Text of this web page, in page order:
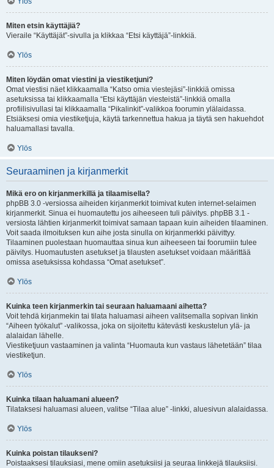
Miten etsin käyttäjiä?
Vieraile “Käyttäjät”-sivulla ja klikkaa “Etsi käyttäjä”-linkkiä.
Ylös
Miten löydän omat viestini ja viestiketjuni?
Omat viestisi näet klikkaamalla “Katso omia viestejäsi”-linkkiä omissa
asetuksissa tai klikkaamalla “Etsi käyttäjän viesteistä”-linkkiä omalla
profiilisivullasi tai klikkaamalla “Pikalinkit”-valikkoa foorumin ylälaidassa.
Etsiäksesi omia viestiketjuja, käytä tarkennettua hakua ja täytä sen hakuehdot
haluamallasi tavalla.
Ylös
Seuraaminen ja kirjanmerkit
Mikä ero on kirjanmerkillä ja tilaamisella?
phpBB 3.0 -versiossa aiheiden kirjanmerkit toimivat kuten internet-selaimen
kirjanmerkit. Sinua ei huomautettu jos aiheeseen tuli päivitys. phpBB 3.1 -
versiosta lähtien kirjanmerkit toimivat samaan tapaan kuin aiheiden tilaaminen.
Voit saada ilmoituksen kun aihe josta sinulla on kirjanmerkki päivittyy.
Tilaaminen puolestaan huomauttaa sinua kun aiheeseen tai foorumiin tulee
päivitys. Huomautusten asetukset ja tilausten asetukset voidaan määrittää
omissa asetuksissa kohdassa “Omat asetukset”.
Ylös
Kuinka teen kirjanmerkin tai seuraan haluamaani aihetta?
Voit tehdä kirjanmekin tai tilata haluamasi aiheen valitsemalla sopivan linkin
“Aiheen työkalut” -valikossa, joka on sijoitettu kätevästi keskustelun ylä- ja
alalaidan lähelle.
Viestiketjuun vastaaminen ja valinta “Huomauta kun vastaus lähetetään” tilaa
viestiketjun.
Ylös
Kuinka tilaan haluamani alueen?
Tilataksesi haluamasi alueen, valitse “Tilaa alue” -linkki, aluesivun alalaidassa.
Ylös
Kuinka poistan tilaukseni?
Poistaaksesi tilauksiasi, mene omiin asetuksiisi ja seuraa linkkejä tilauksiisi.